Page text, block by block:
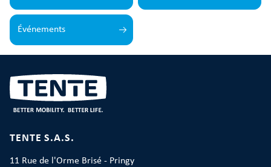
Événements
TENTE S.A.S.
11 Rue de l'Orme Brisé - Pringy